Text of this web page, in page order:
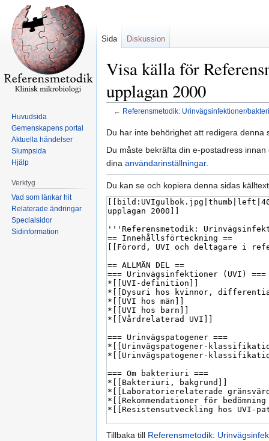
Visa källa för
upplagan 2000
← Referensmetodik: Urinvägsinfektioner/
Hoppa
till
navigering
Hoppa
till
sök
Du har inte behörighet att redigera denna
Du måste bekräfta din e-postadress
dina användarinställningar.
Du kan se och kopiera denna sidas
Tillbaka till Referensmetodik:
Sida Diskussion
Huvudsida
Gemenskapens portal
Aktuella händelser
Slumpsida
Hjälp
Verktyg
Vad som länkar hit
Relaterade ändringar
Specialsidor
Sidinformation